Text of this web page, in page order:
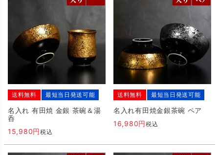
送料無料 最短当日発送可能
名入れ 有田焼 金銀 茶碗＆湯
呑
15,980
税込
送料無料 最短当日発送可能
名入れ有田焼金銀茶碗 ペア
16,980
税込